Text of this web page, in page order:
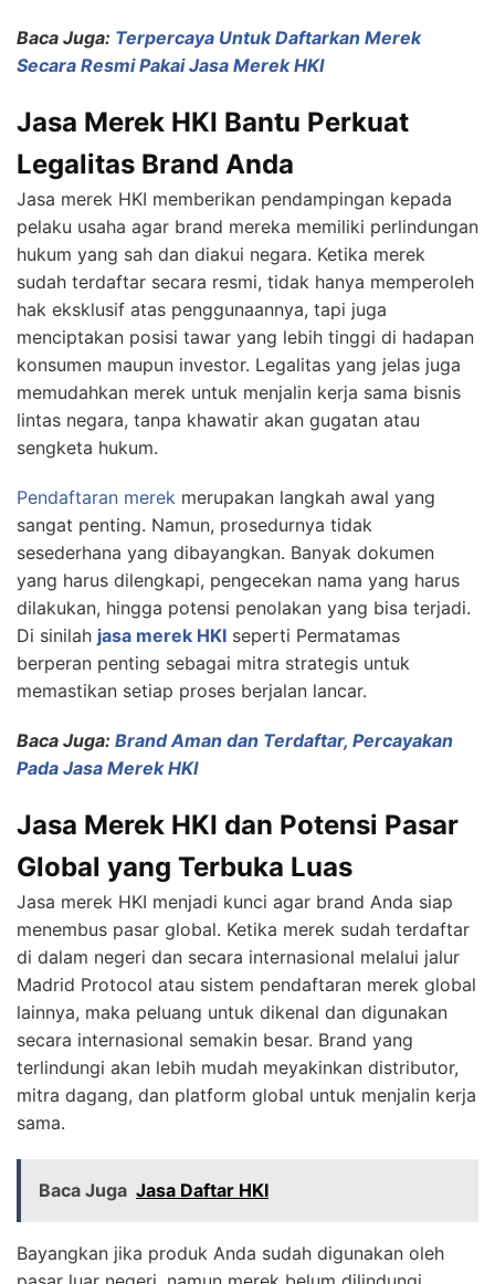
Baca Juga: Terpercaya Untuk Daftarkan Merek
Secara Resmi Pakai Jasa Merek HKI
Jasa Merek HKI Bantu Perkuat
Legalitas Brand Anda
Jasa merek HKI memberikan pendampingan kepada
pelaku usaha agar brand mereka memiliki perlindungan
hukum yang sah dan diakui negara. Ketika merek
sudah terdaftar secara resmi, tidak hanya memperoleh
hak eksklusif atas penggunaannya, tapi juga
menciptakan posisi tawar yang lebih tinggi di hadapan
konsumen maupun investor. Legalitas yang jelas juga
memudahkan merek untuk menjalin kerja sama bisnis
lintas negara, tanpa khawatir akan gugatan atau
sengketa hukum.
Pendaftaran merek merupakan langkah awal yang
sangat penting. Namun, prosedurnya tidak
sesederhana yang dibayangkan. Banyak dokumen
yang harus dilengkapi, pengecekan nama yang harus
dilakukan, hingga potensi penolakan yang bisa terjadi.
Di sinilah jasa merek HKI seperti Permatamas
berperan penting sebagai mitra strategis untuk
memastikan setiap proses berjalan lancar.
Baca Juga: Brand Aman dan Terdaftar, Percayakan
Pada Jasa Merek HKI
Jasa Merek HKI dan Potensi Pasar
Global yang Terbuka Luas
Jasa merek HKI menjadi kunci agar brand Anda siap
menembus pasar global. Ketika merek sudah terdaftar
di dalam negeri dan secara internasional melalui jalur
Madrid Protocol atau sistem pendaftaran merek global
lainnya, maka peluang untuk dikenal dan digunakan
secara internasional semakin besar. Brand yang
terlindungi akan lebih mudah meyakinkan distributor,
mitra dagang, dan platform global untuk menjalin kerja
sama.
Baca Juga Jasa Daftar HKI
Bayangkan jika produk Anda sudah digunakan oleh